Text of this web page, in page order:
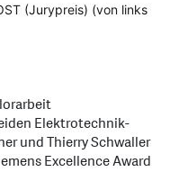
(Jurypreis) (von links
Elektrotechnik-
und Thierry Schwaller
Excellence Award